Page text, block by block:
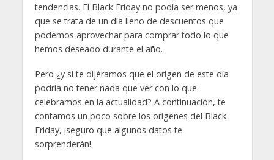
tendencias. El Black Friday no podía ser menos, ya
que se trata de un día lleno de descuentos que
podemos aprovechar para comprar todo lo que
hemos deseado durante el año.
Pero ¿y si te dijéramos que el origen de este día
podría no tener nada que ver con lo que
celebramos en la actualidad? A continuación, te
contamos un poco sobre los orígenes del Black
Friday, ¡seguro que algunos datos te
sorprenderán!